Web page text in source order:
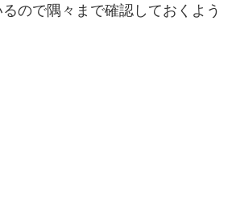
ので隅々まで確認しておくよう